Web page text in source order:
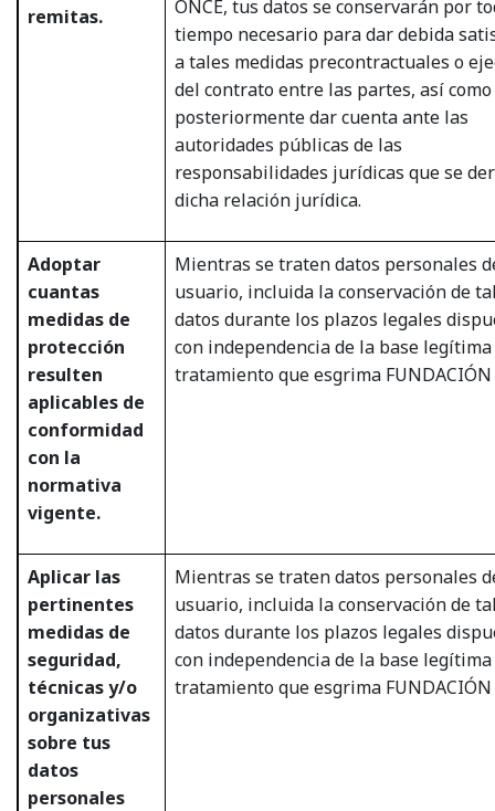
remitas.
ONCE, tus datos se conservarán por
tiempo necesario para dar debida
a tales medidas precontractuales o
del contrato entre las partes, así
posteriormente dar cuenta ante las
autoridades públicas de las
responsabilidades jurídicas que se
dicha relación jurídica.
Adoptar
cuantas
medidas de
protección
resulten
aplicables de
conformidad
con la
normativa
vigente.
Mientras se traten datos personales
usuario, incluida la conservación de
datos durante los plazos legales
con independencia de la base legítima
tratamiento que esgrima FUNDACIÓN
Aplicar las
pertinentes
medidas de
seguridad,
técnicas y/o
organizativas
sobre tus
datos
personales
Mientras se traten datos personales
usuario, incluida la conservación de
datos durante los plazos legales
con independencia de la base legítima
tratamiento que esgrima FUNDACIÓN